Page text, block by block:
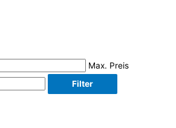
Max. Preis
Filter